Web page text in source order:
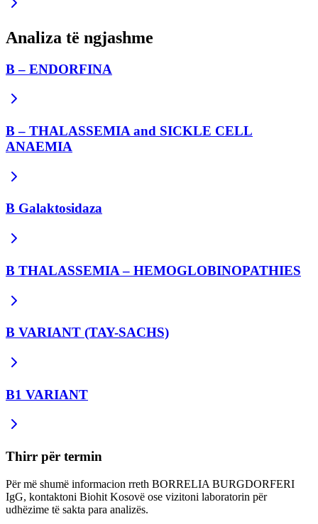
Analiza të ngjashme
B – ENDORFINA
B – THALASSEMIA and SICKLE CELL
ANAEMIA
B Galaktosidaza
B THALASSEMIA – HEMOGLOBINOPATHIES
B VARIANT (TAY-SACHS)
B1 VARIANT
Thirr për termin
Për më shumë informacion rreth BORRELIA BURGDORFERI
IgG, kontaktoni Biohit Kosovë ose vizitoni laboratorin për
udhëzime të sakta para analizës.